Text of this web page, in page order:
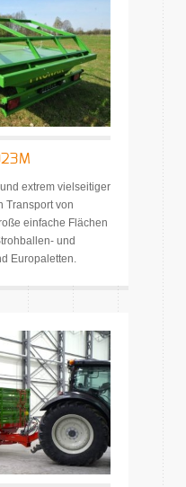
extrem vielseitiger
Transport von
einfache Flächen
und
Europaletten.